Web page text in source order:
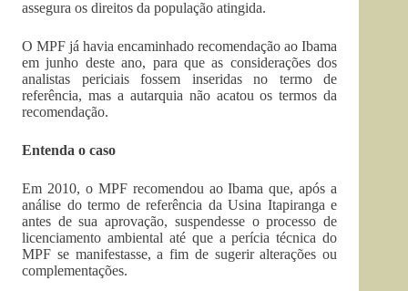
assegura os direitos da população atingida.
O MPF já havia encaminhado recomendação ao Ibama
em junho deste ano, para que as considerações dos
analistas periciais fossem inseridas no termo de
referência, mas a autarquia não acatou os termos da
recomendação.
Entenda o caso
Em 2010, o MPF recomendou ao Ibama que, após a
análise do termo de referência da Usina Itapiranga e
antes de sua aprovação, suspendesse o processo de
licenciamento ambiental até que a perícia técnica do
MPF se manifestasse, a fim de sugerir alterações ou
complementações.